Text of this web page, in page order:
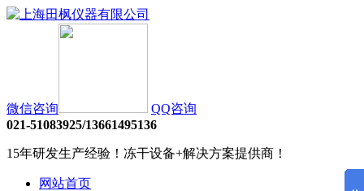
微信咨询
QQ咨询
021-51083925/13661495136
15年研发生产经验！冻干设备+解决方案提供商！
网站首页